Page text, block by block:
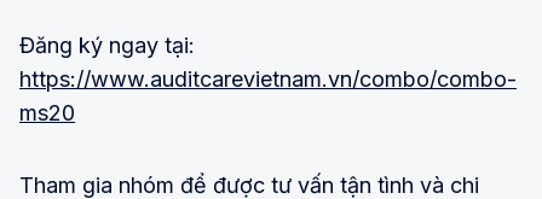
Đăng ký ngay tại:
https://www.auditcarevietnam.vn/combo/combo-
ms20
Tham gia nhóm để được tư vấn tận tình và chi